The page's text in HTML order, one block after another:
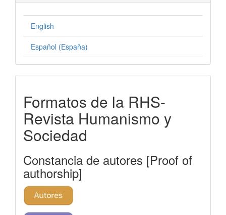
English
Español (España)
rhs
Formatos de la RHS-
Revista Humanismo y
Sociedad
Constancia de autores [Proof of
authorship]